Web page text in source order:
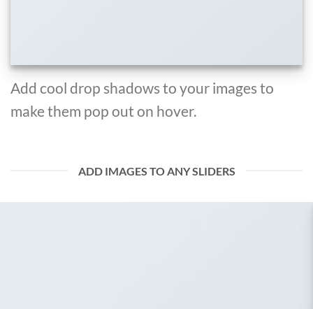
Add cool drop shadows to your images to
make them pop out on hover.
ADD IMAGES TO ANY SLIDERS